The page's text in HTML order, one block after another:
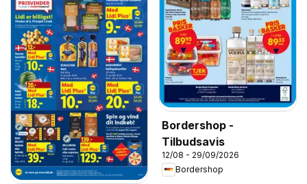
Bordershop -
Tilbudsavis
12/08 - 29/09/2026
Bordershop